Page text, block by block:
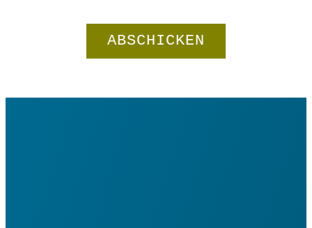
Wenderock